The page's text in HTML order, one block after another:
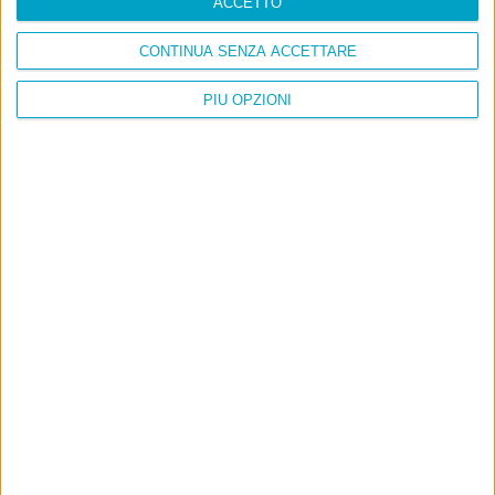
PIÙ OPZIONI
CONTINUA SENZA ACCETTARE